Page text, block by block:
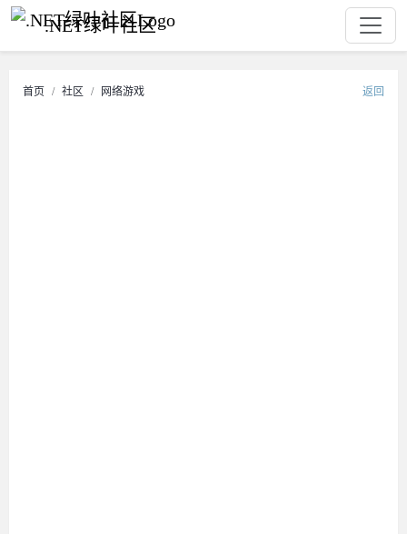
.NET绿叶社区
首页 社区 网络游戏 返回